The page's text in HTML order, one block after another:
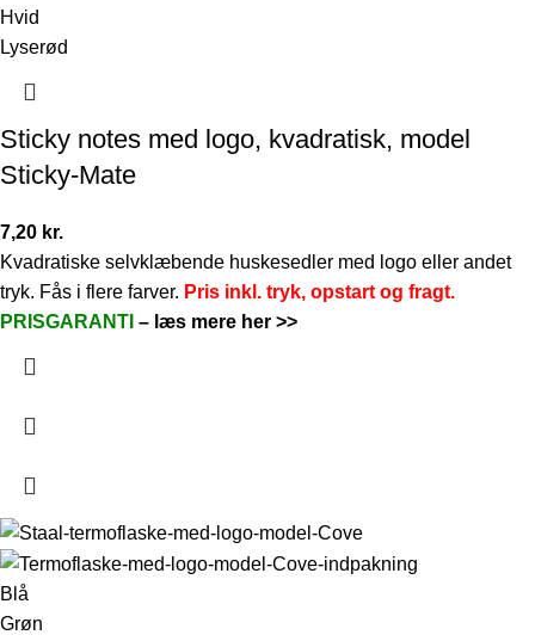
Hvid
Lyserød
Sticky notes med logo, kvadratisk, model
Sticky-Mate
7,20 kr.
Kvadratiske selvklæbende huskesedler med logo eller andet
tryk. Fås i flere farver. Pris inkl. tryk, opstart og fragt.
PRISGARANTI – læs mere her >>
Blå
Grøn